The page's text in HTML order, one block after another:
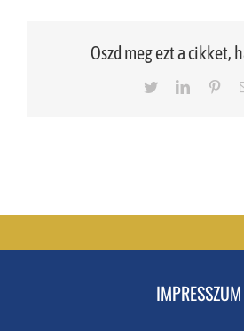
Oszd meg ezt a cikket,
TwitterLinkedIn
IMPRESSZUM